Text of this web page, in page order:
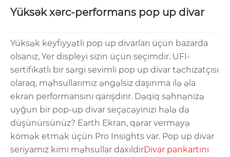
Yüksək xərc-performans pop up divar
Yüksək keyfiyyətli pop up divarları üçün bazarda
olsanız, Yer displeyi sizin üçün seçimdir. UFI-
sertifikatlı bir sərgi sevimli pop up divar təchizatçısı
olaraq, məhsullarımız əngəlsiz daşınma ilə əla
ekran performansını qarışdırır. Dəqiq səhnənizə
uyğun bir pop-up divar seçəcəyinizi hələ də
düşünürsünüz? Earth Ekran, qərar verməyə
kömək etmək üçün Pro Insights var. Pop up divar
seriyamız kimi məhsullar daxildirDivar pankartını